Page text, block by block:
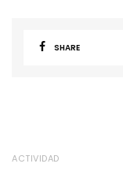
SHARE
ACTIVIDAD